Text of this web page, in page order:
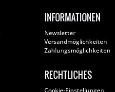
INFORMATIONEN
Newsletter
Versandmöglichkeiten
Zahlungsmöglichkeiten
RECHTLICHES
Cookie-Einstellungen